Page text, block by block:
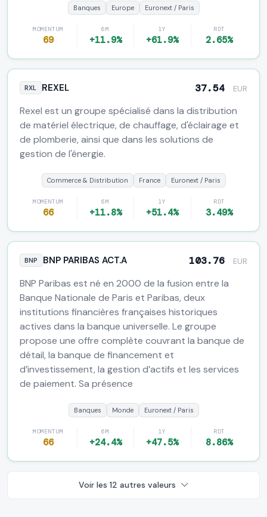
Banques Europe Euronext / Paris
MOMENTUM
69
6M
+11.9%
1Y
+61.9%
RDT
2.65%
RXL REXEL 37.54 EUR
Rexel est un groupe spécialisé dans la distribution
de matériel électrique, de chauffage, d'éclairage et
de plomberie, ainsi que dans les solutions de
gestion de l'énergie.
Commerce & Distribution France Euronext / Paris
MOMENTUM
66
6M
+11.8%
1Y
+51.4%
RDT
3.49%
BNP BNP PARIBAS ACT.A 103.76 EUR
BNP Paribas est né en 2000 de la fusion entre la
Banque Nationale de Paris et Paribas, deux
institutions financières françaises historiques
actives dans la banque universelle. Le groupe
propose une offre complète couvrant la banque de
détail, la banque de financement et
d’investissement, la gestion d’actifs et les services
de paiement. Sa présence
Banques Monde Euronext / Paris
MOMENTUM
66
6M
+24.4%
1Y
+47.5%
RDT
8.86%
Voir les 12 autres valeurs